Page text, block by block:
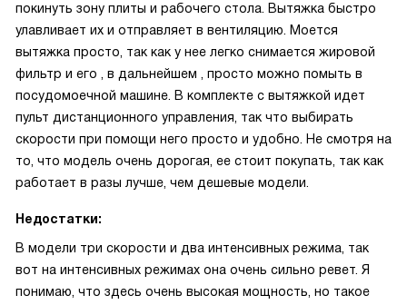
покинуть зону плиты и рабочего стола. Вытяжка быстро
улавливает их и отправляет в вентиляцию. Моется
вытяжка просто, так как у нее легко снимается жировой
фильтр и его , в дальнейшем , просто можно помыть в
посудомоечной машине. В комплекте с вытяжкой идет
пульт дистанционного управления, так что выбирать
скорости при помощи него просто и удобно. Не смотря на
то, что модель очень дорогая, ее стоит покупать, так как
работает в разы лучше, чем дешевые модели.
Недостатки:
В модели три скорости и два интенсивных режима, так
вот на интенсивных режимах она очень сильно ревет. Я
понимаю, что здесь очень высокая мощность, но такое